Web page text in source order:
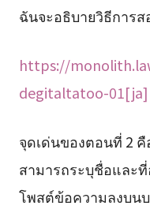
ฉันจะอธิบายวิธีการ
https://
degitaltatoo-01[ja]
จุดเด่นของตอนที่ 2 คื
สามารถระบุชื่อและ
โพสต์ข้อความลงบน